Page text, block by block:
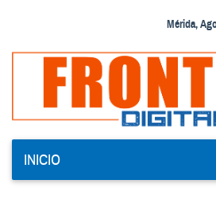
Mérida,
INICIO